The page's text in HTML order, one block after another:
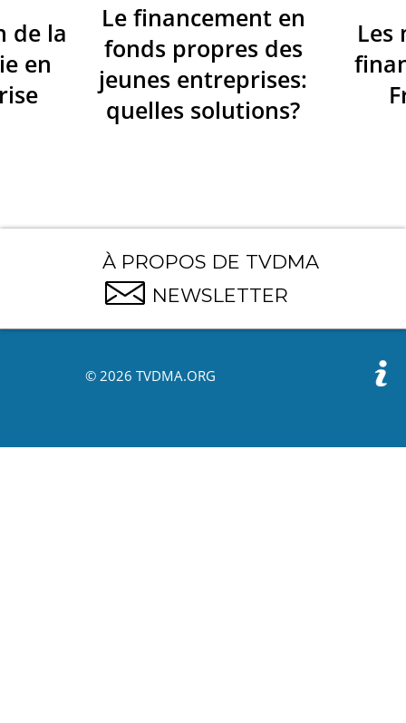
de la
en
Le financement en
fonds propres des
jeunes entreprises:
quelles solutions?
Les
À PROPOS DE TVDMA
NEWSLETTER
© 2026 TVDMA.ORG